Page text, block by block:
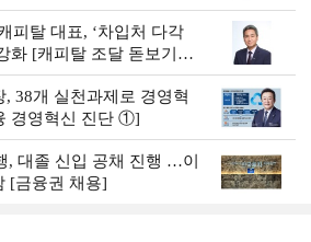
]
피탈 대표, ‘차입처 다각
화 [캐피탈 조달 돋보기
, 38개 실천과제로 경영혁
경영혁신 진단 ①]
, 대졸 신입 공채 진행 …이
[금융권 채용]